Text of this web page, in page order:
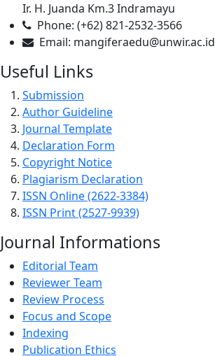
Ir. H. Juanda Km.3 Indramayu
Phone: (+62) 821-2532-3566
Email: mangiferaedu@unwir.ac.id
Useful Links
Submission
Author Guideline
Journal Template
Declaration Form
Copyright Notice
Plagiarism Declaration
ISSN Online (2622-3384)
ISSN Print (2527-9939)
Journal Informations
Editorial Team
Reviewer Team
Review Process
Focus and Scope
Indexing
Publication Ethics